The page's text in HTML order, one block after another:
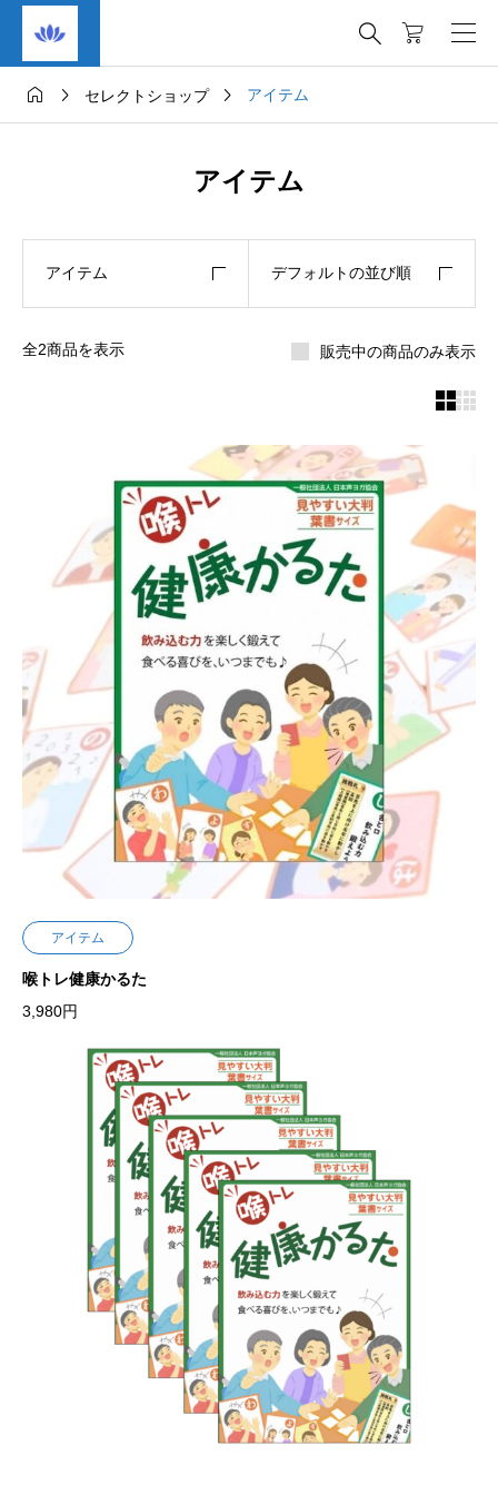

  セレクトショップ  アイテム
アイテム
全2商品を表示
アイテム デフォルトの並び順
販売中の商品のみ表示

アイテム
喉トレ健康かるた
3,980円